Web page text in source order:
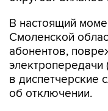
В настоящий
Смоленской
абонентов,
электропередачи
в диспетчерские
об отключении.